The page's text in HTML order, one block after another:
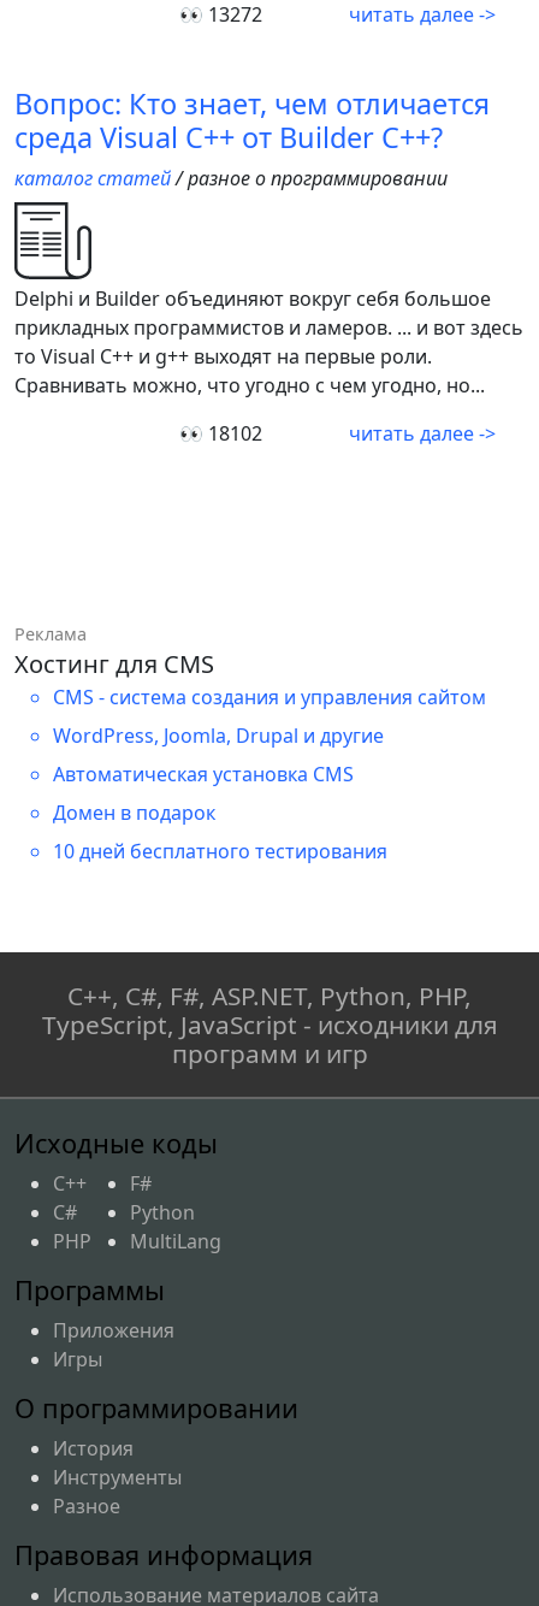
👀 13272
читать далее ->
Вопрос: Кто знает, чем отличается
среда Visual C++ от Builder C++?
каталог статей/ разное о программировании
Delphi и Builder объединяют вокруг себя большое
прикладных программистов и ламеров. ... и вот здесь
то Visual C++ и g++ выходят на первые роли.
Сравнивать можно, что угодно с чем угодно, но...
👀 18102
читать далее ->
Реклама
Хостинг для CMS
CMS - система создания и управления сайтом
WordPress, Joomla, Drupal и другие
Автоматическая установка CMS
Домен в подарок
10 дней бесплатного тестирования
C++, C#, F#, ASP.NET, Python, PHP,
TypeScript, JavaScript - исходники для
программ и игр
Исходные коды
C++
C#
PHP
F#
Python
MultiLang
Программы
Приложения
Игры
О программировании
История
Инструменты
Разное
Правовая информация
Использование материалов сайта